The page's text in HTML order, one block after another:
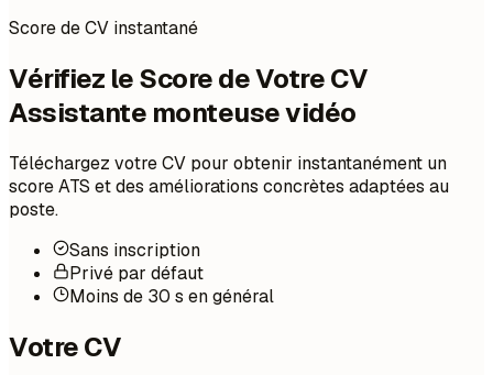
Score de CV instantané
Vérifiez le Score de Votre CV
Assistante monteuse vidéo
Téléchargez votre CV pour obtenir instantanément un
score ATS et des améliorations concrètes adaptées au
poste.
Sans inscription
Privé par défaut
Moins de 30 s en général
Votre CV